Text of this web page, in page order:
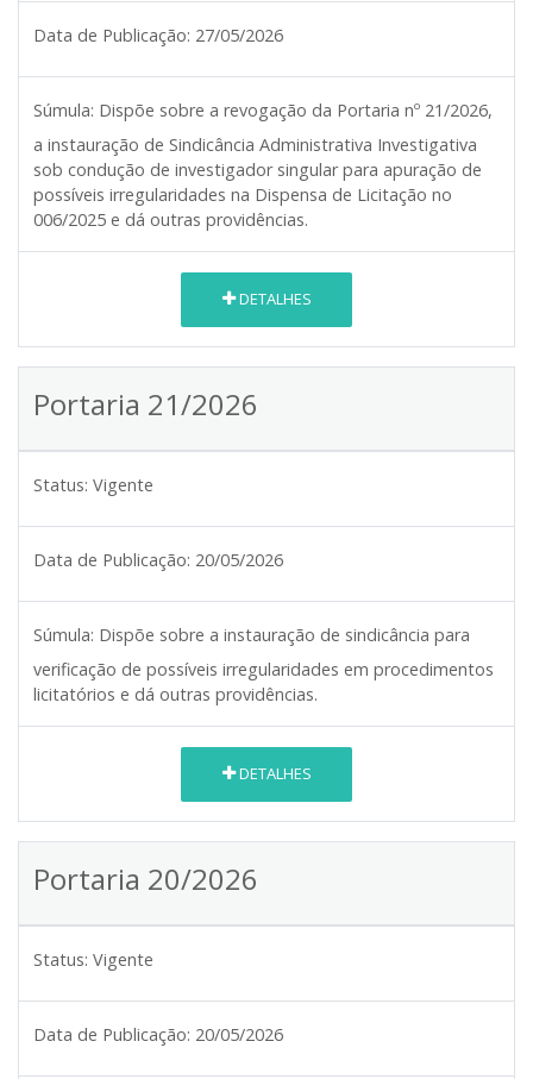
Data de Publicação: 27/05/2026
Súmula: Dispõe sobre a revogação da Portaria nº 21/2026,
a instauração de Sindicância Administrativa Investigativa
sob condução de investigador singular para apuração de
possíveis irregularidades na Dispensa de Licitação no
006/2025 e dá outras providências.
DETALHES
Portaria 21/2026
Status: Vigente
Data de Publicação: 20/05/2026
Súmula: Dispõe sobre a instauração de sindicância para
verificação de possíveis irregularidades em procedimentos
licitatórios e dá outras providências.
DETALHES
Portaria 20/2026
Status: Vigente
Data de Publicação: 20/05/2026